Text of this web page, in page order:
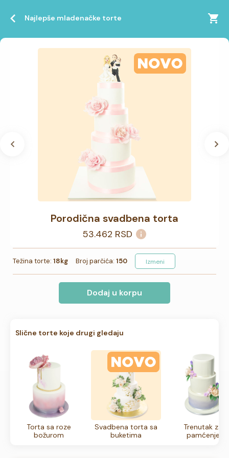
Najlepše mladenačke torte
Porodična svadbena torta
53.462 RSD
Težina torte: 18kg Broj parčića: 150 Izmeni
Dodaj u korpu
Slične torte koje drugi gledaju
Torta sa roze
božurom
Svadbena torta sa
buketima
Trenutak za
pamćenje